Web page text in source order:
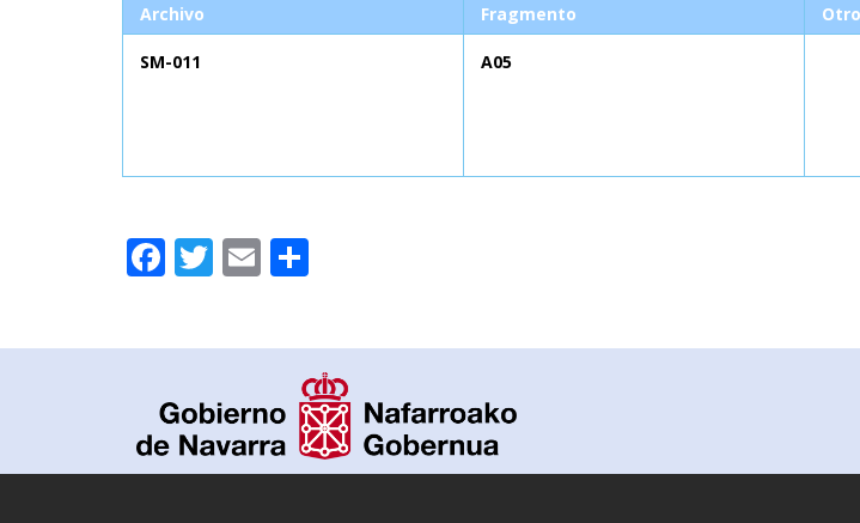
Archivo Fragmento
SM-011 A05
Facebook
Twitter
Email